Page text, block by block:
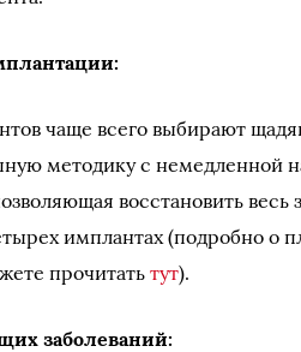
чаще всего выбирают
методику с немедленной
восстановить
имплантах (подробно о
прочитатьтут).
заболеваний: